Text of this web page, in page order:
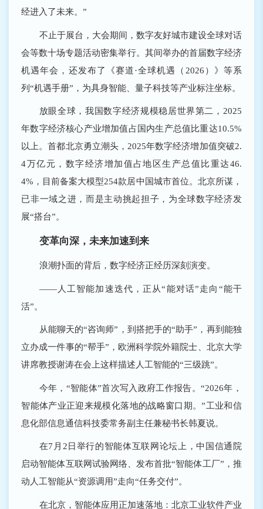
经进入了未来。”
不止于展台，大会期间，数字友好城市建设全球对话
会等数十场专题活动密集举行。其间举办的首届数字经济
机遇年会，还发布了《赛道·全球机遇（2026）》等系
列“机遇手册”，为具身智能、量子科技等产业标注坐标。
放眼全球，我国数字经济规模稳居世界第二，2025
年数字经济核心产业增加值占国内生产总值比重达10.5%
以上。首都北京勇立潮头，2025年数字经济增加值突破2.
4万亿元，数字经济增加值占地区生产总值比重达46.
4%，目前备案大模型254款居中国城市首位。北京所谋，
已非一域之进，而是主动挑起担子，为全球数字经济发
展“搭台”。
变革向深，未来加速到来
浪潮扑面的背后，数字经济正经历深刻演变。
——人工智能加速迭代，正从“能对话”走向“能干
活”。
从能聊天的“咨询师”，到搭把手的“助手”，再到能独
立办成一件事的“帮手”，欧洲科学院外籍院士、北京大学
讲席教授谢涛在会上这样描述人工智能的“三级跳”。
今年，“智能体”首次写入政府工作报告。“2026年，
智能体产业正迎来规模化落地的战略窗口期。”工业和信
息化部信息通信科技委常务副主任兼秘书长韩夏说。
在7月2日举行的智能体互联网论坛上，中国信通院
启动智能体互联网试验网络、发布首批“智能体工厂”，推
动人工智能从“资源调用”走向“任务交付”。
在北京，智能体应用正加速落地：北京工业软件产业